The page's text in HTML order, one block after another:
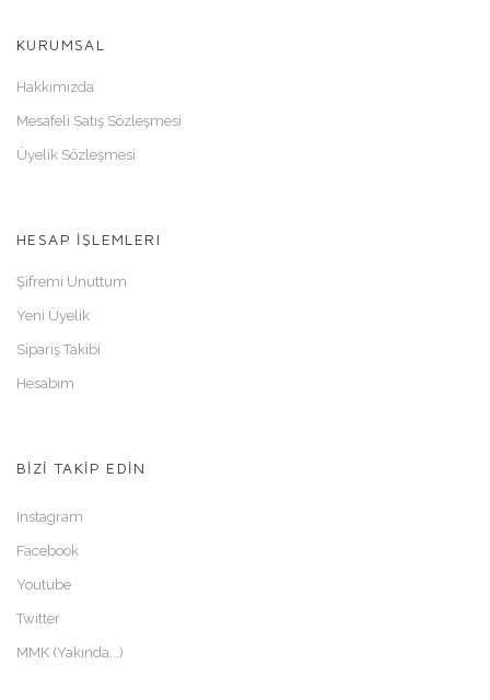
KURUMSAL
Hakkımızda
Mesafeli Satış Sözleşmesi
Üyelik Sözleşmesi
HESAP İŞLEMLERI
Şifremi Unuttum
Yeni Üyelik
Sipariş Takibi
Hesabım
BİZİ TAKİP EDİN
Instagram
Facebook
Youtube
Twitter
MMK (Yakında...)